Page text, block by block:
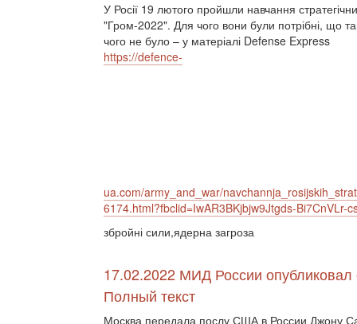
У Росії 19 лютого пройшли навчання
"Гром-2022". Для чого вони були потрібні, що
чого не було – у матеріалі Defense Express
https://defence-
ua.com/army_and_war/
6174.html?fbclid=IwAR3BKjbjw9Jtgds-Bi7CnVLr-
збройні сили,ядерна загроза
17.02.2022 МИД России опубликовал
Полный текст
Москва передала послу США в России Джону